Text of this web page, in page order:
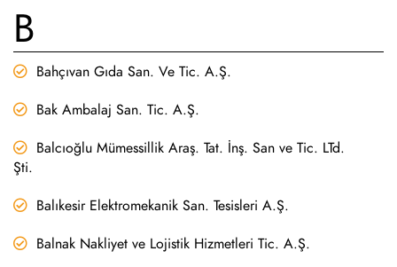
B
Bahçıvan Gıda San. Ve Tic. A.Ş.
Bak Ambalaj San. Tic. A.Ş.
Balcıoğlu Mümessillik Araş. Tat. İnş. San ve Tic. LTd.
Şti.
Balıkesir Elektromekanik San. Tesisleri A.Ş.
Balnak Nakliyet ve Lojistik Hizmetleri Tic. A.Ş.